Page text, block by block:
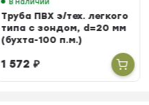
Труба ПВХ э/тех. легкого
типа с зондом, d=20 мм
(бухта-100 п.м.)
1 572₽